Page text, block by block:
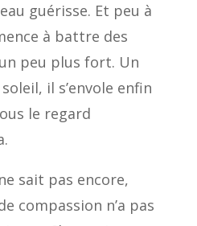
guérisse. Et peu à
à battre des
peu plus fort. Un
il s’envole enfin
le regard
sait pas encore,
compassion n’a pas